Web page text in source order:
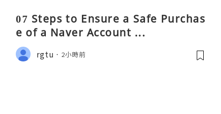
07 Steps to Ensure a Safe Purchas
e of a Naver Account ...
rgtu 2小時前